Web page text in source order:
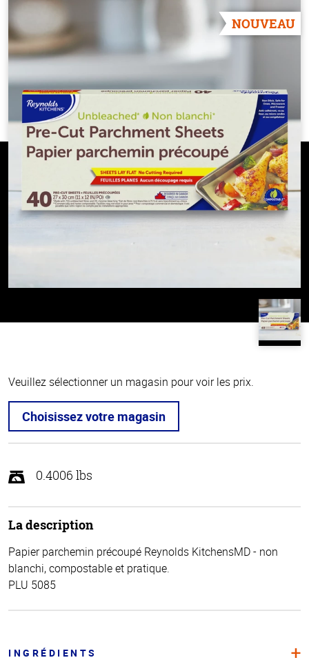
NOUVEAU
Veuillez sélectionner un magasin pour voir les prix.
Choisissez votre magasin
0.4006 lbs
La description
Papier parchemin précoupé Reynolds KitchensMD - non
blanchi, compostable et pratique.
PLU 5085
INGRÉDIENTS